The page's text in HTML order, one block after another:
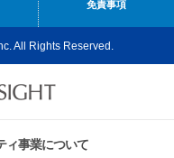
免責事項
All Rights Reserved.
ィ事業について